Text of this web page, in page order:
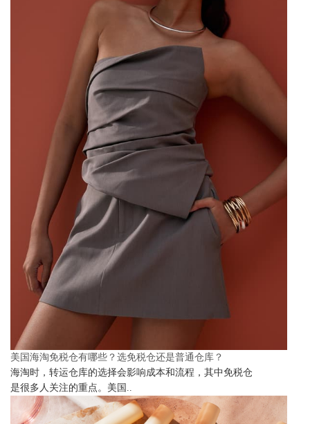
美国海淘免税仓有哪些？选免税仓还是普通仓库？
海淘时，转运仓库的选择会影响成本和流程，其中免税仓
是很多人关注的重点。美国..